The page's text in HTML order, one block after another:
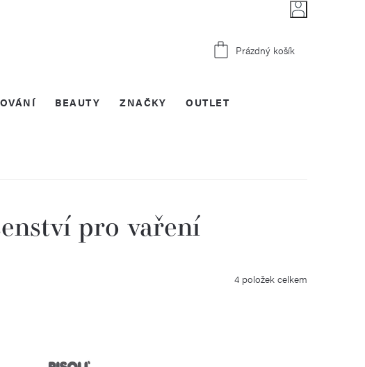
Nákupní
Prázdný košík
BEAUTY OUTLET
ZNAČKY
pro vaření
4 položek celkem